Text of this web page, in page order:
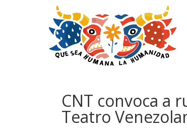
CNT convoca a
Teatro